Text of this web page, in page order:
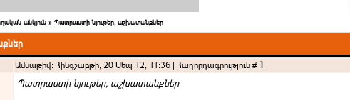
անկյուն » Պատրաստի նյութեր, աշխատանքներ
Ամսաթիվ: Հինգշաբթի, 20 Սեպ 12, 11:36 | Հաղորդագրություն # 1
Պատրաստի նյութեր, աշխատանքներ